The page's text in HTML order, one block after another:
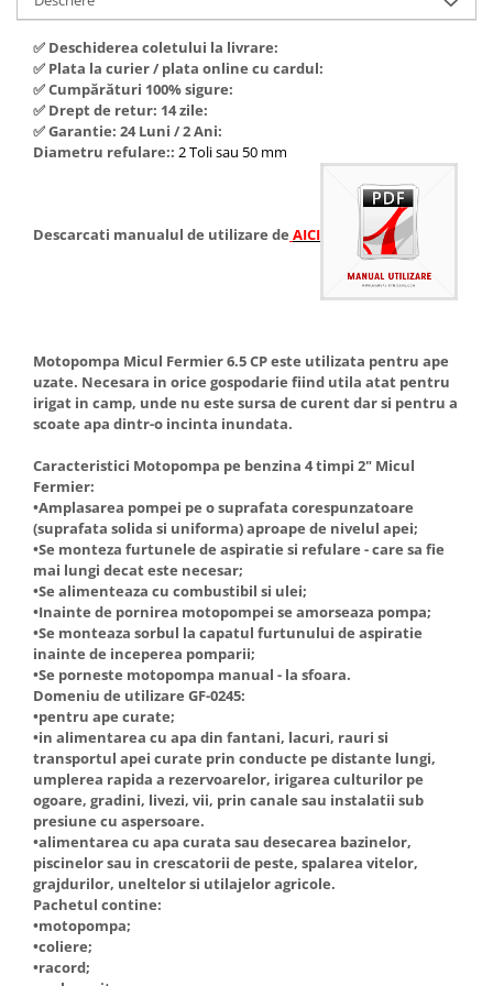
Pistoale de impact electrice si
pneumatice
Pistoale de vopsit
Prelungitoare
Rindele si freze pentru lemn
Scari metalice
Strungurii
Scule cu acumulator
Scule pentru electricieni
Truse de scule
Truse de lipit PPR
Ventuze cu brate pentru transport
Vibratoare beton
Hote Telescopice
Hote Traditionale
Hote Incorporabile
Hote Country
Hote Insula
Hote Cupolare
Masini de spalat vase
independente
Masini de spalat rufe
Masini de spalat rufe frontale
Masini de spalat rufe verticale
Masini de spalat rufe incorporabile
Masini de spalat rufe cu uscator
Uscatoare de rufe
Masini de facut paine
Pachete electrocasnice
incorporabile
Seturi oale
SANDWICH MAKER
Storcatoare de fructe
Televizoare
✅ Deschiderea coletului la livrare:
✅ Plata la curier / plata online cu cardul:
✅ Cumpărături 100% sigure:
✅ Drept de retur: 14 zile:
✅ Garantie: 24 Luni / 2 Ani:
Diametru refulare:: 2 Toli sau 50 mm
Descarcati manualul de utilizare de AICI
Motopompa Micul Fermier 6.5 CP este utilizata pentru ape
uzate. Necesara in orice gospodarie fiind utila atat pentru
irigat in camp, unde nu este sursa de curent dar si pentru a
scoate apa dintr-o incinta inundata.
Caracteristici Motopompa pe benzina 4 timpi 2" Micul
Fermier:
•Amplasarea pompei pe o suprafata corespunzatoare
(suprafata solida si uniforma) aproape de nivelul apei;
•Se monteza furtunele de aspiratie si refulare - care sa fie
mai lungi decat este necesar;
•Se alimenteaza cu combustibil si ulei;
•Inainte de pornirea motopompei se amorseaza pompa;
•Se monteaza sorbul la capatul furtunului de aspiratie
inainte de inceperea pomparii;
•Se porneste motopompa manual - la sfoara.
Domeniu de utilizare GF-0245:
•pentru ape curate;
•in alimentarea cu apa din fantani, lacuri, rauri si
transportul apei curate prin conducte pe distante lungi,
umplerea rapida a rezervoarelor, irigarea culturilor pe
ogoare, gradini, livezi, vii, prin canale sau instalatii sub
presiune cu aspersoare.
•alimentarea cu apa curata sau desecarea bazinelor,
piscinelor sau in crescatorii de peste, spalarea vitelor,
grajdurilor, uneltelor si utilajelor agricole.
Pachetul contine:
•motopompa;
•coliere;
•racord;